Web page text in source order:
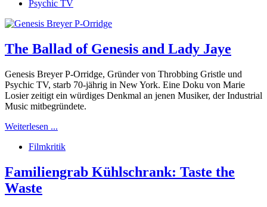
Psychic TV
The Ballad of Genesis and Lady Jaye
Genesis Breyer P-Orridge, Gründer von Throbbing Gristle und
Psychic TV, starb 70-jährig in New York. Eine Doku von Marie
Losier zeitigt ein würdiges Denkmal an jenen Musiker, der Industrial
Music mitbegründete.
Weiterlesen ...
Filmkritik
Familiengrab Kühlschrank: Taste the
Waste